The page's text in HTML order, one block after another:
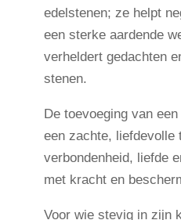
edelstenen; ze helpt
een sterke aardende
verheldert gedachten
stenen.
De toevoeging van
een zachte, liefdevolle
verbondenheid, liefde
met kracht en
Voor wie stevig in zijn